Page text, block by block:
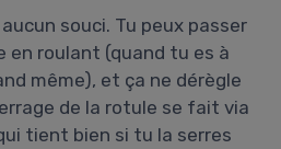
aucun souci. Tu peux passer
en roulant (quand tu es à
même), et ça ne dérègle
de la rotule se fait via
tient bien si tu la serres